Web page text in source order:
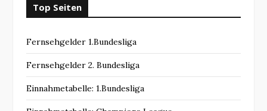
Top Seiten
Fernsehgelder 1.Bundesliga
Fernsehgelder 2. Bundesliga
Einnahmetabelle: 1.Bundesliga